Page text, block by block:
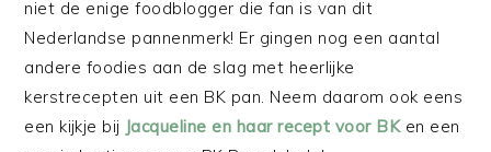
niet de enige foodblogger die fan is van dit
Nederlandse pannenmerk! Er gingen nog een aantal
andere foodies aan de slag met heerlijke
kerstrecepten uit een BK pan. Neem daarom ook eens
een kijkje bij Jacqueline en haar recept voor BKen een